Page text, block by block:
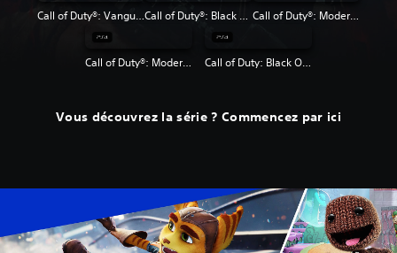
Call of Duty®: Vanguard Call of Duty®: Black Ops Cold War Call of Duty®: Modern Warfare®
Call of Duty®: Modern Warfare® 2 Campaign Remastered Call of Duty: Black Ops 4
Vous découvrez la série ? Commencez par ici